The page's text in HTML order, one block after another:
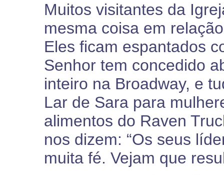
Muitos visitantes da
mesma coisa em
Eles ficam espantados
Senhor tem concedido
inteiro na Broadway, e
Lar de Sara para
alimentos do Raven
nos dizem: “Os seus
muita fé. Vejam que